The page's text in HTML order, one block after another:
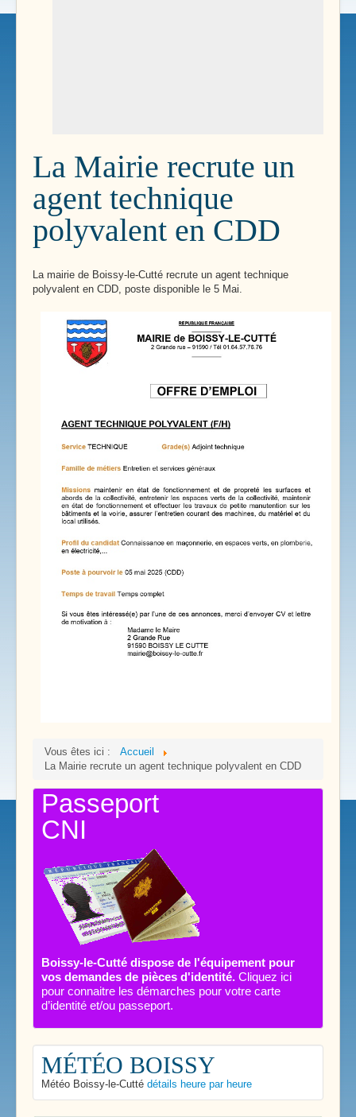
La Mairie recrute un
agent technique
polyvalent en CDD
La mairie de Boissy-le-Cutté recrute un agent technique
polyvalent en CDD, poste disponible le 5 Mai.
Vous êtes ici :
Accueil
La Mairie recrute un agent technique polyvalent en CDD
Passeport
CNI
Boissy-le-Cutté dispose de l'équipement pour
vos demandes de pièces d'identité. Cliquez ici
pour connaitre les démarches pour votre carte
d’identité et/ou passeport.
MÉTÉO BOISSY
Météo Boissy-le-Cutté détails heure par heure